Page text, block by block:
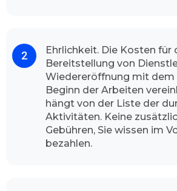
Duisburg Hochfeld stolz sagen,
Mehrheit unsere Kunden mit
Zufriedenheit unseren
wieder wählt. Unser Team
Sie als Kundinnen und
Aufsperrdienst bedienen
Betrieb gibt Ihnen die vollste
Ehrlichkeit. Die Kosten für
Bereitstellung von
Wiedereröffnung mit dem
Beginn der Arbeiten
hängt von der Liste der
Aktivitäten. Keine
Gebühren, Sie wissen im
bezahlen.